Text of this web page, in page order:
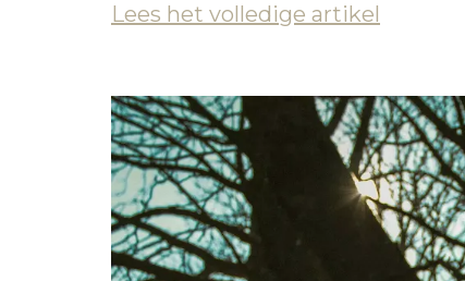
Lees het volledige artikel